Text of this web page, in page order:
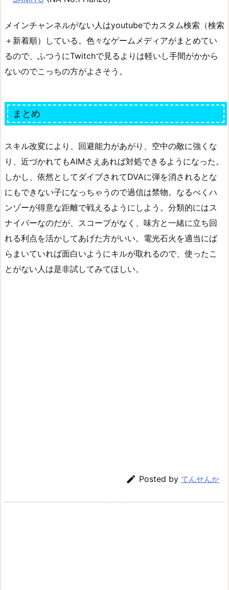
メインチャンネルがない人はyoutubeでカスタム検索（検索
＋新着順）している。色々なゲームメディアがまとめてい
るので、ふつうにTwitchで見るよりは軽いし手間がかから
ないのでこっちの方がよさそう。
まとめ
スキル改変により、回避能力があがり、空中の敵に強くな
り、近づかれてもAIMさえあれば対処できるようになった。
しかし、依然としてダイブされてDVAに弾を消されるとな
にもできない子になっちゃうので過信は禁物。なるべくハ
ンゾーが得意な距離で戦えるようにしよう。分類的にはス
ナイパーなのだが、スコープがなく、味方と一緒に立ち回
れる利点を活かしてあげた方がいい。電光石火を適当にば
らまいていれば面白いようにキルが取れるので、使ったこ
とがない人は是非試してみてほしい。
 Posted by てんせんか